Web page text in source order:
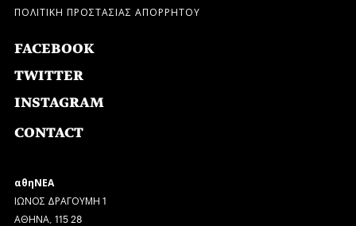
ΠΟΛΙΤΙΚΗ ΠΡΟΣΤΑΣΙΑΣ ΑΠΟΡΡΗΤΟΥ
FACEBOOK
TWITTER
INSTAGRAM
CONTACT
αθηΝΕΑ
ΙΩΝΟΣ ΔΡΑΓΟΥΜΗ 1
ΑΘΗΝΑ, 115 28